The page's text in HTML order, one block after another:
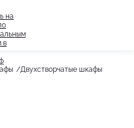
Двухстворчатые шкафы